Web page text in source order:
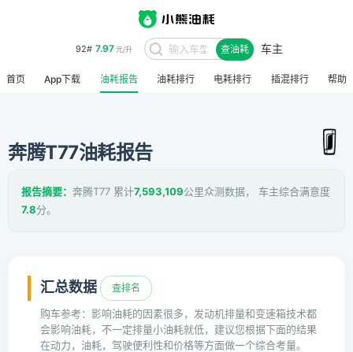
92# 7.97元/升 查油耗 车主
首页 App下载 油耗报告 油耗排行 电耗排行 插混排行 帮助
奔腾T77油耗报告
报告摘要： 奔腾T77 累计7,593,109公里众测数据， 车主综合满意度
7.8分。
汇总数据 查排名
购车参考：影响油耗的因素很多，发动机排量和变速箱技术都
会影响油耗，不一定排量小油耗就低，建议您根据下面的结果
在动力，油耗，驾驶便利性和价格等方面做一个综合考量。